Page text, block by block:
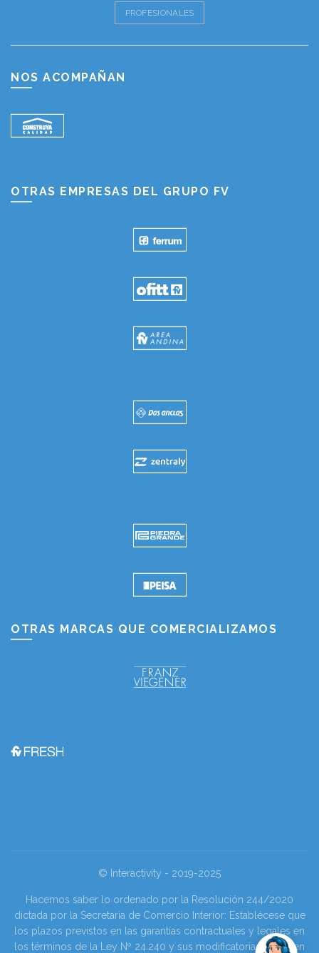
PROFESIONALES
NOS ACOMPAÑAN
OTRAS EMPRESAS DEL GRUPO FV
OTRAS MARCAS QUE COMERCIALIZAMOS
© Interactivity - 2019-2025
Hacemos saber lo ordenado por la Resolución 244/2020
dictada por la Secretaria de Comercio Interior: Establécese que
los plazos previstos en las garantías contractuales y legales en
los términos de la Ley Nº 24.240 y sus modificatorias se tienen